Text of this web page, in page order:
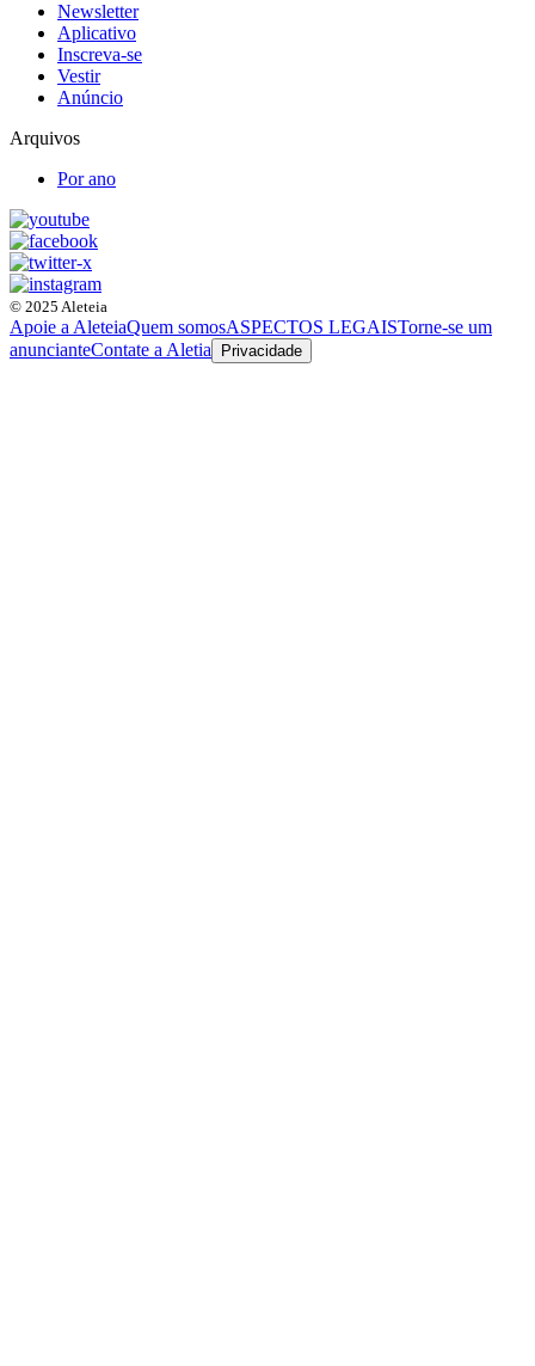
Newsletter
Aplicativo
Inscreva-se
Vestir
Anúncio
Arquivos
Por ano
© 2025 Aleteia
Apoie a AleteiaQuem somosASPECTOS LEGAISTorne-se um
anuncianteContate a Aletia Privacidade